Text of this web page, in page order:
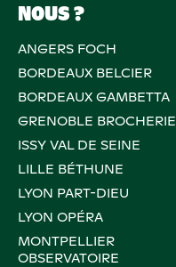
NOUS ?
ANGERS FOCH
BORDEAUX BELCIER
BORDEAUX GAMBETTA
GRENOBLE BROCHERIE
ISSY VAL DE SEINE
LILLE BÉTHUNE
LYON PART-DIEU
LYON OPÉRA
MONTPELLIER
OBSERVATOIRE